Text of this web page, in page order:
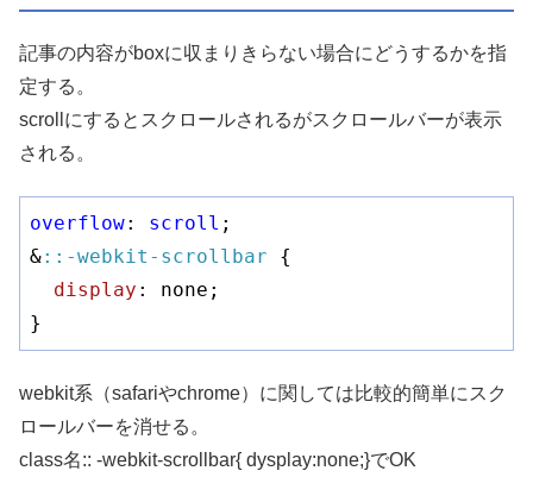
記事の内容がboxに収まりきらない場合にどうするかを指
定する。
scrollにするとスクロールされるがスクロールバーが表示
される。
overflow: scroll ;
&::-webkit-scrollbar {
display : none;
}
webkit系（safariやchrome）に関しては比較的簡単にスク
ロールバーを消せる。
class名:: -webkit-scrollbar{ dysplay:none;}でOK